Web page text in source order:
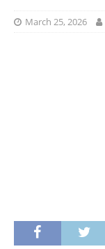
March 25, 2026